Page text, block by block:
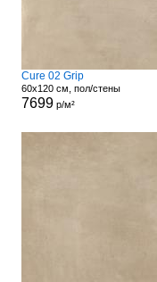
Cure 02 Grip
60x120 см, пол/стены
7699р/м²